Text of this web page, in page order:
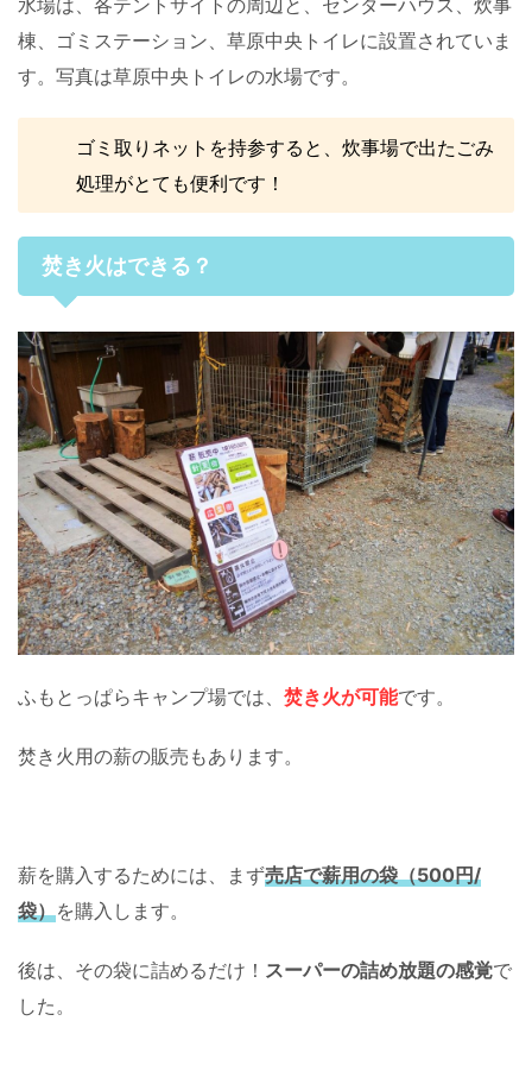
水場は、各テントサイトの周辺と、センターハウス、炊事
棟、ゴミステーション、草原中央トイレに設置されていま
す。写真は草原中央トイレの水場です。
ゴミ取りネットを持参すると、炊事場で出たごみ
処理がとても便利です！
焚き火はできる？
ふもとっぱらキャンプ場では、 焚き火が可能です。
焚き火用の薪の販売もあります。
薪を購入するためには、まず売店で薪用の袋（500円/
袋）を購入します。
後は、その袋に詰めるだけ！ スーパーの詰め放題の感覚で
した。